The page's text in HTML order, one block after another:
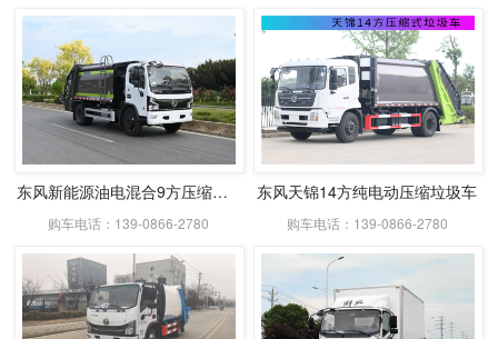
东风新能源油电混合9方压缩式垃圾车
购车电话：139-0866-2780
东风天锦14方纯电动压缩垃圾车
购车电话：139-0866-2780